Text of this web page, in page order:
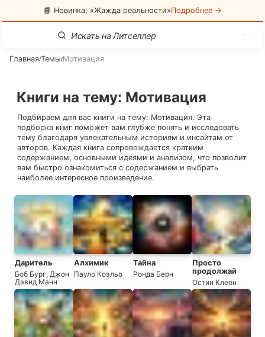
📘 Новинка: «Жажда реальности»Подробнее →
Главная/Темы/Мотивация
Книги на тему: Мотивация
Подбираем для вас книги на тему: Мотивация. Эта
подборка книг поможет вам глубже понять и исследовать
тему благодаря увлекательным историям и инсайтам от
авторов. Каждая книга сопровождается кратким
содержанием, основными идеями и анализом, что позволит
вам быстро ознакомиться с содержанием и выбрать
наиболее интересное произведение.
Даритель
Боб Бург, Джон
Дэвид Манн
Алхимик
Пауло Коэльо
Тайна
Ронда Берн
Просто
продолжай
Остин Клеон